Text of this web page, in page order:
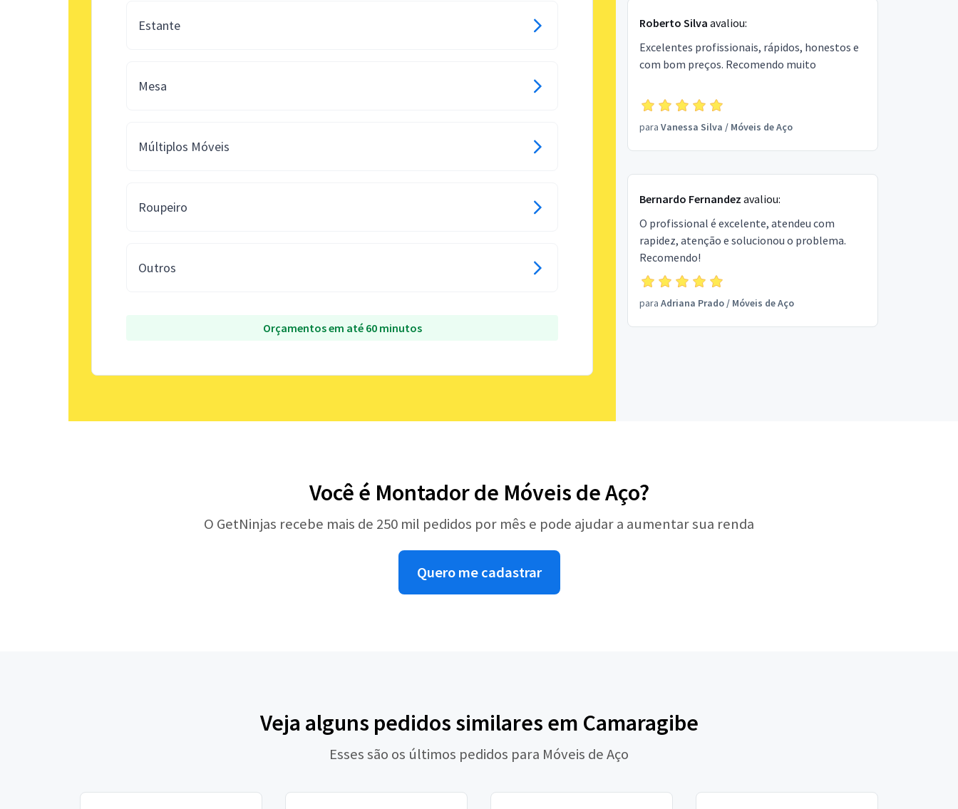
Estante
Mesa
Múltiplos Móveis
Roupeiro
Outros
Orçamentos em até 60 minutos
Roberto Silva avaliou:
Excelentes profissionais, rápidos, honestos e
com bom preços. Recomendo muito
para Vanessa Silva / Móveis de Aço
Bernardo Fernandez avaliou:
O profissional é excelente, atendeu com
rapidez, atenção e solucionou o problema.
Recomendo!
para Adriana Prado/ Móveis de Aço
Você é Montador de Móveis de Aço?
O GetNinjas recebe mais de 250 mil pedidos por mês e pode ajudar a aumentar sua renda
Quero me cadastrar
Veja alguns pedidos similares em Camaragibe
Esses são os últimos pedidos para Móveis de Aço